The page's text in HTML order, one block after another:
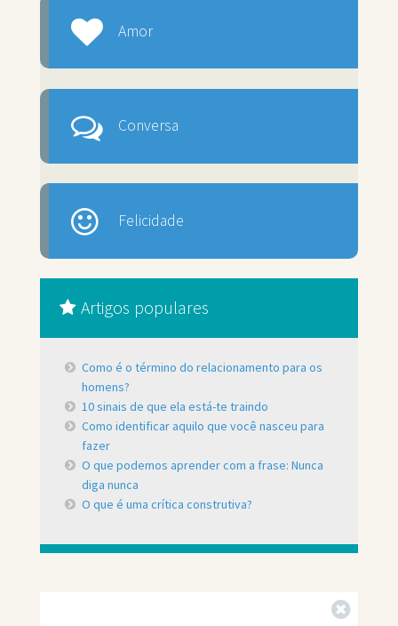
Amor
Conversa
Felicidade
Artigos populares
Como é o término do relacionamento para os
homens?
10 sinais de que ela está-te traindo
Como identificar aquilo que você nasceu para
fazer
O que podemos aprender com a frase: Nunca
diga nunca
O que é uma crítica construtiva?